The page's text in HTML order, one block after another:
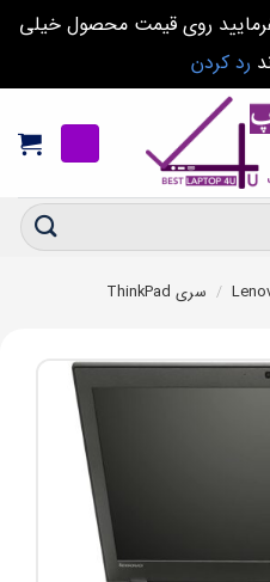
روی قیمت محصول خیلی
رد کردن
/ سری ThinkPad